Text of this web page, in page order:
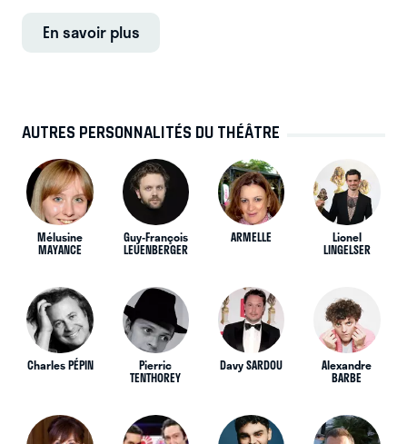
En savoir plus
AUTRES PERSONNALITÉS DU THÉÂTRE
Mélusine
MAYANCE
Guy-François
LEUENBERGER
ARMELLE Lionel
LINGELSER
Charles PÉPIN Pierric
TENTHOREY
Davy SARDOU Alexandre
BARBE